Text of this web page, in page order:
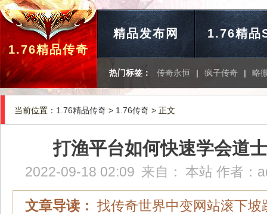
1.76精品传奇
精品发布网 1.76精品
热门标签： 传奇永恒 | 疯子传奇 | 略
当前位置： 1.76精品传奇 > 1.76传奇 > 正文
打渔平台如何快速学会道
2022-09-18 02:09 来自： 本站 作者：
文章导读： 找传奇世界中变网站滚下坡